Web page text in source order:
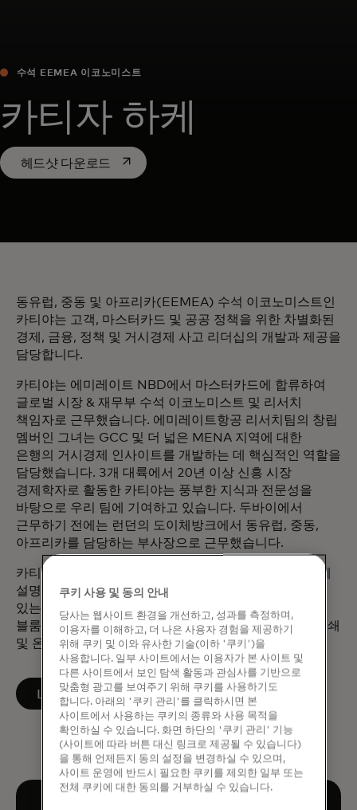
수석 EEMEA 이코노미스트
카티자 하케
헤드샷 다운로드 새 탭에서 열림
동유럽, 중동 및 아프리카(EEMEA) 수석 이코노미스트인
카티야는 고객, 마스터카드 및 공공 정책을 위한 차별화된
경제, 금융, 정책 및 거시경제 사고 리더십의 개발과 제공을
담당합니다.
카티야는 에미레이트 NBD에서 마스터카드에 합류하여
글로벌 시장 & 재무부 수석 이코노미스트 및 리서치
책임자로 근무했습니다. 에미레이트항공 리서치팀의 창립
멤버인 그녀는 GCC 및 더 넓은 MENA 지역에 대한
은행의 거시경제 인사이트를 개발하는 데 핵심적인 역할을
담당했습니다. 3개 대륙에서 20년 이상 신흥 시장
경제학자로 활동한 카티야는 풍부한 지식과 전문성을
바탕으로 우리 팀에 기여하고 있습니다. 두바이에서
근무하기 전에는 런던의 도이체방크에서 동유럽, 중동,
아프리카를 담당하는 부사장으로 근무했습니다.
카티야는 복잡한 경제 개념을 이해하기 쉽고 관련성 있게
설명하는 능력으로 유명하며, 국내외 미디어에서 인기
있는 해설가로 활동 중입니다. 그녀의 인사이트는
블룸버그 TV, Asharq News와 같은 플랫폼과 다양한 인쇄
및 온라인 간행물에 자주 소개되고 있습니다.
LinkedIn에서 팔로우하기
새 탭에서 열림
쿠키 사용 및 동의 안내
당사는 웹사이트 환경을 개선하고, 성과를 측정하며,
이용자를 이해하고, 더 나은 사용자 경험을 제공하기
위해 쿠키 및 이와 유사한 기술(이하 '쿠키')을
사용합니다. 일부 사이트에서는 이용자가 본 사이트 및
다른 사이트에서 보인 탐색 활동과 관심사를 기반으로
맞춤형 광고를 보여주기 위해 쿠키를 사용하기도
합니다. 아래의 '쿠키 관리'를 클릭하시면 본
사이트에서 사용하는 쿠키의 종류와 사용 목적을
확인하실 수 있습니다. 화면 하단의 '쿠키 관리' 기능
(사이트에 따라 버튼 대신 링크로 제공될 수 있습니다)
을 통해 언제든지 동의 설정을 변경하실 수 있으며,
사이트 운영에 반드시 필요한 쿠키를 제외한 일부 또는
전체 쿠키에 대한 동의를 거부하실 수 있습니다.